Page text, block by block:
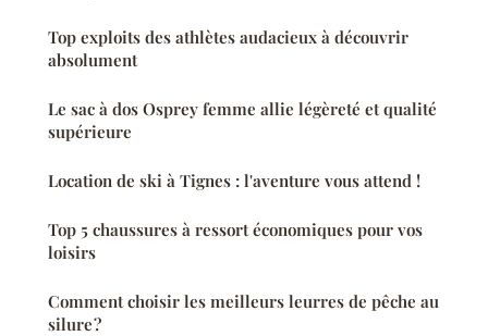
Top exploits des athlètes audacieux à découvrir
absolument
Le sac à dos Osprey femme allie légèreté et qualité
supérieure
Location de ski à Tignes : l'aventure vous attend !
Top 5 chaussures à ressort économiques pour vos
loisirs
Comment choisir les meilleurs leurres de pêche au
silure ?